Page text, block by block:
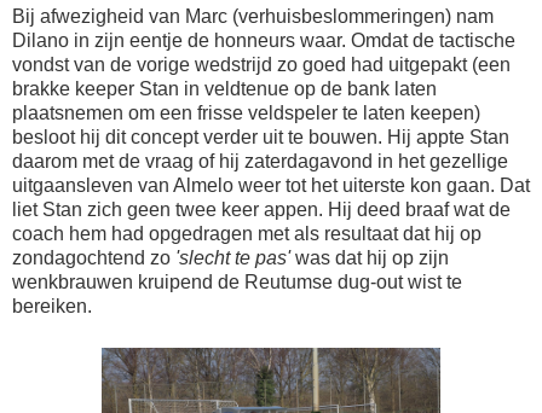
Bij afwezigheid van Marc (verhuisbeslommeringen) nam
Dilano in zijn eentje de honneurs waar. Omdat de tactische
vondst van de vorige wedstrijd zo goed had uitgepakt (een
brakke keeper Stan in veldtenue op de bank laten
plaatsnemen om een frisse veldspeler te laten keepen)
besloot hij dit concept verder uit te bouwen. Hij appte Stan
daarom met de vraag of hij zaterdagavond in het gezellige
uitgaansleven van Almelo weer tot het uiterste kon gaan. Dat
liet Stan zich geen twee keer appen. Hij deed braaf wat de
coach hem had opgedragen met als resultaat dat hij op
zondagochtend zo 'slecht te pas'was dat hij op zijn
wenkbrauwen kruipend de Reutumse dug-out wist te
bereiken.